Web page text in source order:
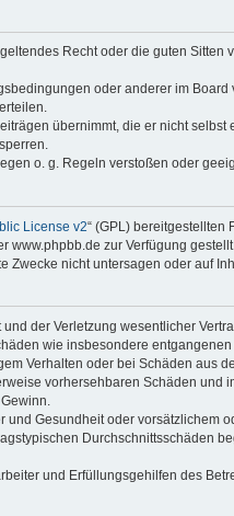
Recht oder die guten
oder anderer im
übernimmt, die er nicht
o. g. Regeln verstoßen oder
License v2“ (GPL) bereitgestellten
zur Verfügung
nicht untersagen oder auf
der Verletzung wesentlicher
wie insbesondere
Verhalten oder bei Schäden aus
vorhersehbaren Schäden
Gesundheit oder vorsätzlichem
Durchschnittsschäden
und Erfüllungsgehilfen des